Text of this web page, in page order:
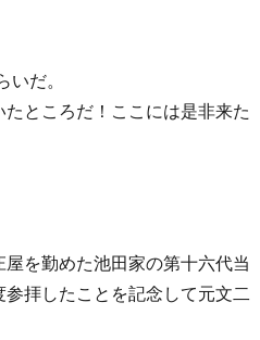
いだ。
たところだ！ここには是非来た
を勤めた池田家の第十六代当
拝したことを記念して元文二